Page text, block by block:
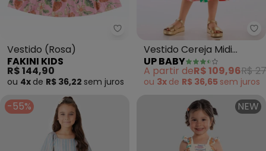
Fakini Kids - Vestido (Rosa)
Vestido (Rosa)
FAKINI KIDS
R$ 144,90
ou 4x de R$ 36,22 sem juros
Vestido Cereja Midi
Algodão Linho (Bege)
UP BABY
A partir deR$ 109,96R$
ou 3x de R$ 36,65 sem juros
-55% NEW